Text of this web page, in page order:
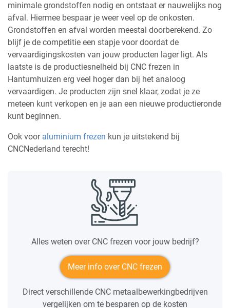
minimale grondstoffen nodig en ontstaat er nauwelijks nog
afval. Hiermee bespaar je weer veel op de onkosten.
Grondstoffen en afval worden meestal doorberekend. Zo
blijf je de competitie een stapje voor doordat de
vervaardigingskosten van jouw producten lager ligt. Als
laatste is de productiesnelheid bij CNC frezen in
Hantumhuizen erg veel hoger dan bij het analoog
vervaardigen. Je producten zijn snel klaar, zodat je ze
meteen kunt verkopen en je aan een nieuwe productieronde
kunt beginnen.
Ook voor aluminium frezen kun je uitstekend bij
CNCNederland terecht!
Alles weten over CNC frezen voor jouw bedrijf?
Meer info over CNC frezen
Direct verschillende CNC metaalbewerkingbedrijven
vergelijken om te besparen op de kosten